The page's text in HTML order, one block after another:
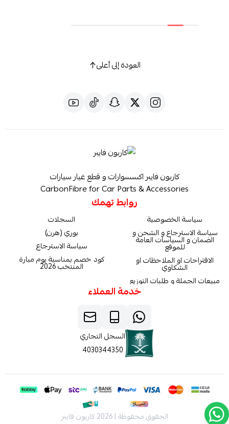
العودة إلى أعلى
كاربون فايبر اكسسوارات و قطع غيار سيارات
CarbonFibre for Car Parts & Accessories
روابط تهمك
سياسة الخصوصية
سياسة الاسترجاع و الشحن و
الضمان و السياسات العامة
للموقع
الاقتراحات او الملاحظات او
الشكاوي
مبيعات الجملة و طلبات التوزيع
السجلات
بوري (هرن)
سياسة الاسترجاع
كود خصم بمناسبة يوم مبارة
المنتخب 2026
خدمة العملاء
السجل التجاري
4030344350
الحقوق محفوظة | 2026 كاربون فايبر